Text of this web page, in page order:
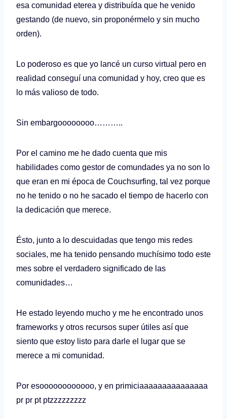
esa comunidad eterea y distribuída que he venido
gestando (de nuevo, sin proponérmelo y sin mucho
orden).
Lo poderoso es que yo lancé un curso virtual pero en
realidad conseguí una comunidad y hoy, creo que es
lo más valioso de todo.
Sin embargoooooooo………..
Por el camino me he dado cuenta que mis
habilidades como gestor de comundades ya no son lo
que eran en mi época de Couchsurfing, tal vez porque
no he tenido o no he sacado el tiempo de hacerlo con
la dedicación que merece.
Ésto, junto a lo descuidadas que tengo mis redes
sociales, me ha tenido pensando muchísimo todo este
mes sobre el verdadero significado de las
comunidades…
He estado leyendo mucho y me he encontrado unos
frameworks y otros recursos super útiles así que
siento que estoy listo para darle el lugar que se
merece a mi comunidad.
Por esoooooooooooo, y en primiciaaaaaaaaaaaaaaa
pr pr pt ptzzzzzzzzz